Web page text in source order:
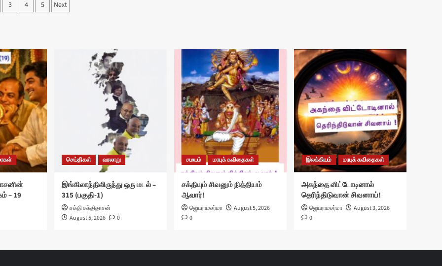
3 4 5 Next
– 19
செய்திகள் வரலாறு
இங்கிலாந்திலிருந்து ஒரு மடல் –
315 (பகுதி-1)
சக்தி சக்திதாசன்
August 5, 2026
0
சமயம் மரபுக் கவிதைகள்
சக்தியும் சிவனும் நித்தியம்
ஆவார்!
ஜெயராமசர்மா
August 5, 2026
0
இலக்கியம் மரபுக் கவிதைகள்
அகந்தை விட்டோடினால்
தெரிந்திடுவான் சிவனாய்!
ஜெயராமசர்மா
August 3, 2026
0